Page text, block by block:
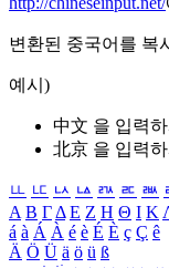
변환된 중국어를 복
예시)
中文 을 입력
北京 을 입력
ㅥ ㅦ ㅧ ㅨ ㅩ ㅪ ㅫ
Α Β ΓΔ Ε Ζ Η Θ Ι Κ
á à Á À é è É È ç Ç ê
Ä Ö Ü ä ö ü ß